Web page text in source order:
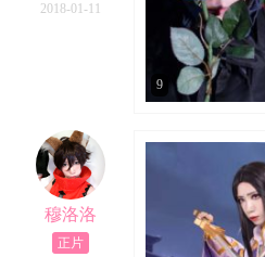
2018-01-11
9
穆洛洛
正片